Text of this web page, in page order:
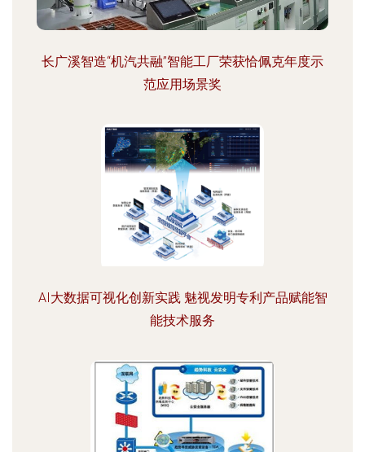
长广溪智造“机汽共融”智能工厂荣获恰佩克年度示
范应用场景奖
AI大数据可视化创新实践 魅视发明专利产品赋能智
能技术服务